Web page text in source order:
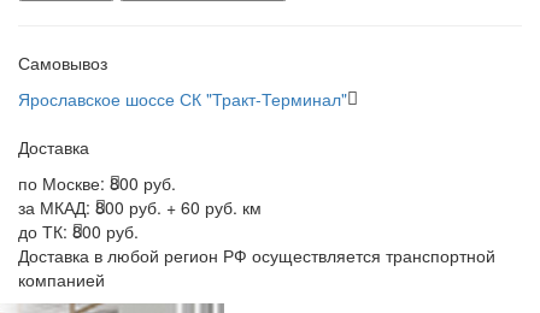
Самовывоз
Ярославское шоссе СК "Тракт-Терминал"
Доставка
по Москве: 800 руб.
за МКАД: 800 руб. + 60 руб. км
до ТК: 800 руб.
Доставка в любой регион РФ осуществляется транспортной
компанией